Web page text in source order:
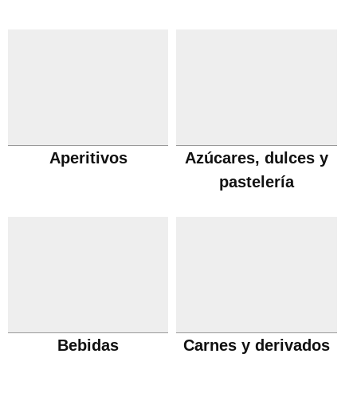
Aperitivos
Azúcares, dulces y
pastelería
Bebidas Carnes y derivados